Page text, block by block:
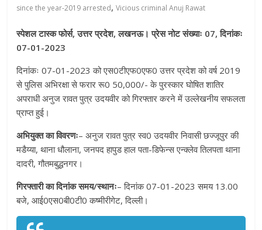
since the year-2019 arrested,Vicious criminal Anuj Rawat
स्पेशल टास्क फोर्स, उत्तर प्रदेश, लखनऊ। प्रेस नोट संख्याः 07, दिनांकः
07-01-2023
दिनांकः 07-01-2023 को एस0टीएफ0एफ0 उत्तर प्रदेश को वर्ष 2019
से पुलिस अभिरक्षा से फरार रू0 50,000/- के पुरस्कार घोषित शातिर
अपराधी अनुज रावत पुत्र उदयवीर को गिरफ्तार करने में उल्लेखनीय सफलता
प्राप्त हुई।
अभियुक्त का विवरणः– अनुज रावत पुत्र स्व0 उदयवीर निवासी छज्जूपुर की
मडैय्या, थाना धौलाना, जनपद हापुड हाल पता-डिफेन्स एन्क्लेव तिलपता थाना
दादरी, गौतमबुद्धनगर।
गिरफ्तारी का दिनांक समय/स्थानः– दिनांक 07-01-2023 समय 13.00
बजे, आई0एस0बी0टी0 कष्मीरीगेट, दिल्ली।